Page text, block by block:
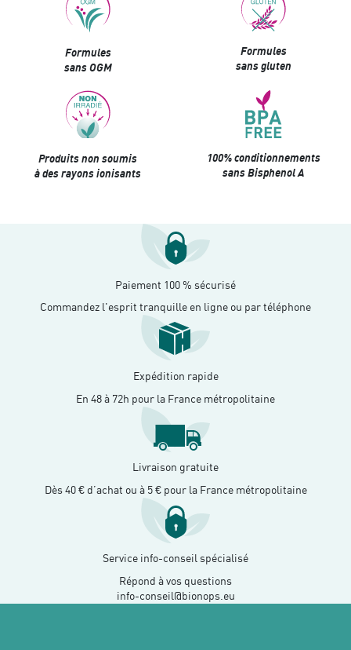
Formules
sans OGM
Formules
sans gluten
Produits non soumis
à des rayons ionisants
100% conditionnements
sans Bisphenol A
Paiement 100 % sécurisé
Commandez l'esprit tranquille en ligne ou par téléphone
Expédition rapide
En 48 à 72h pour la France métropolitaine
Livraison gratuite
Dès 40 € d’achat ou à 5 € pour la France métropolitaine
Service info-conseil spécialisé
Répond à vos questions
info-conseil@bionops.eu